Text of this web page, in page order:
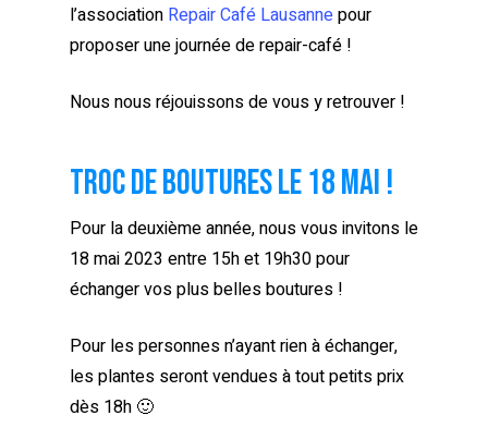
l’association Repair Café Lausannepour
proposer une journée de repair-café !
Nous nous réjouissons de vous y retrouver !
Troc de boutures le 18 mai !
Pour la deuxième année, nous vous invitons le
18 mai 2023 entre 15h et 19h30 pour
échanger vos plus belles boutures !
Pour les personnes n’ayant rien à échanger,
les plantes seront vendues à tout petits prix
dès 18h 🙂